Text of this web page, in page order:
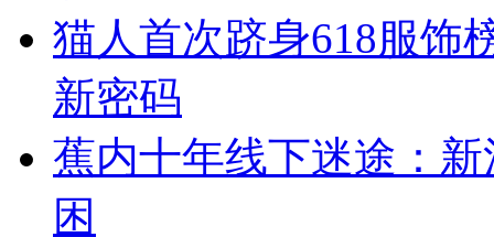
猫人首次跻身618服饰
新密码
蕉内十年线下迷途：
困